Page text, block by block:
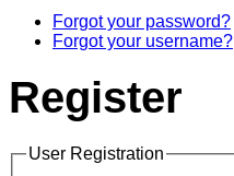
Forgot your password?
Forgot your username?
Register
User Registration